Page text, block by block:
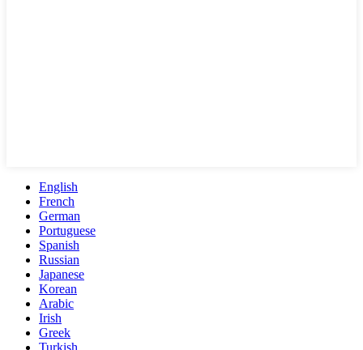
English
French
German
Portuguese
Spanish
Russian
Japanese
Korean
Arabic
Irish
Greek
Turkish